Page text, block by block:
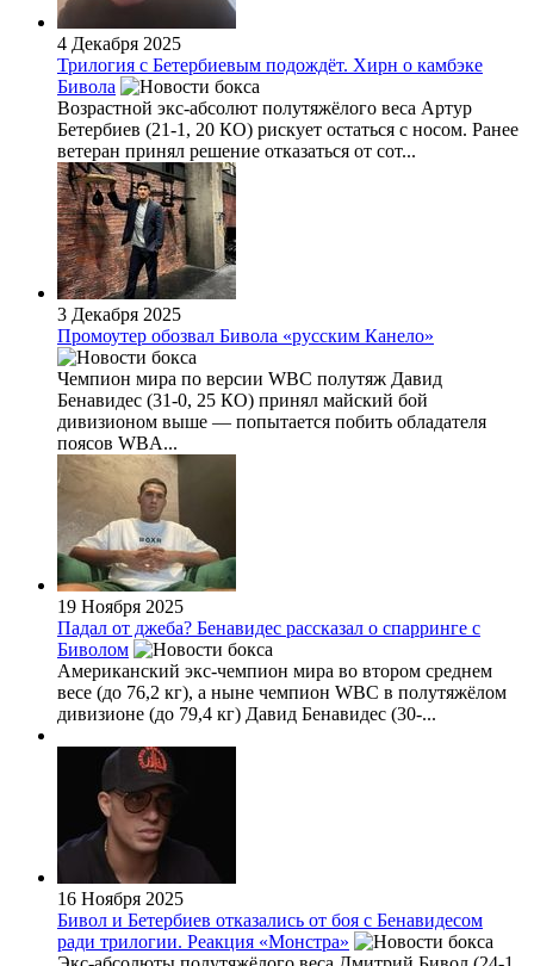
4 Декабря 2025
Трилогия с Бетербиевым подождёт. Хирн о камбэке
Бивола
Возрастной экс-абсолют полутяжёлого веса Артур
Бетербиев (21-1, 20 КО) рискует остаться с носом. Ранее
ветеран принял решение отказаться от сот...
3 Декабря 2025
Промоутер обозвал Бивола «русским Канело»
Чемпион мира по версии WBC полутяж Давид
Бенавидес (31-0, 25 КО) принял майский бой
дивизионом выше — попытается побить обладателя
поясов WBA...
19 Ноября 2025
Падал от джеба? Бенавидес рассказал о спарринге с
Биволом
Американский экс-чемпион мира во втором среднем
весе (до 76,2 кг), а ныне чемпион WBC в полутяжёлом
дивизионе (до 79,4 кг) Давид Бенавидес (30-...
16 Ноября 2025
Бивол и Бетербиев отказались от боя с Бенавидесом
ради трилогии. Реакция «Монстра»